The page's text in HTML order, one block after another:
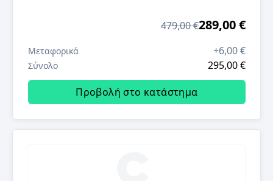
479,00 €289,00 €
Μεταφορικά +6,00 €
Σύνολο
295,00 €
Προβολή στο κατάστημα